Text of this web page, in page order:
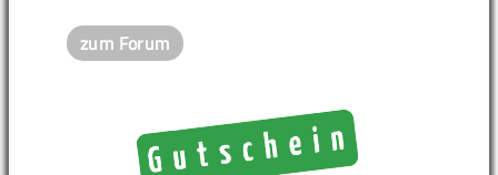
zum Forum